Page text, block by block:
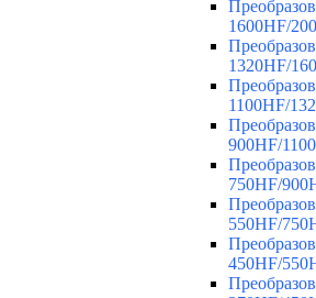
1600HF/
1320HF/
1100HF/
900HF/
750HF/
550HF/
450HF/